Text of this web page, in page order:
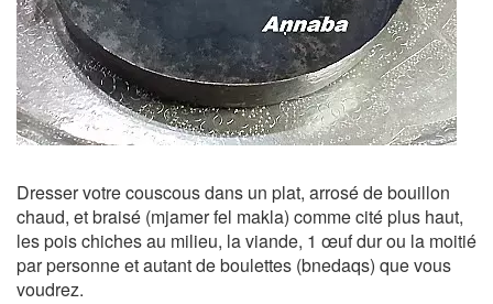
Dresser votre couscous dans un plat, arrosé de bouillon
chaud, et braisé (mjamer fel makla) comme cité plus haut,
les pois chiches au milieu, la viande, 1 œuf dur ou la moitié
par personne et autant de boulettes (bnedaqs) que vous
voudrez.